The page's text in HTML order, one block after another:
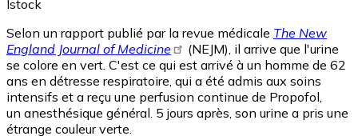
Istock
Selon un rapport publié par la revue médicale The New
England Journal of Medicine
(NEJM), il arrive que l'urine
se colore en vert. C'est ce qui est arrivé à un homme de 62
ans en détresse respiratoire, qui a été admis aux soins
intensifs et a reçu une perfusion continue de Propofol,
un anesthésique général. 5 jours après, son urine a pris une
étrange couleur verte.